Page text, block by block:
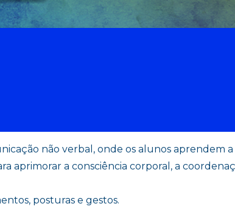
não verbal, onde os alunos aprendem
aprimorar a consciência corporal, a
posturas e gestos.